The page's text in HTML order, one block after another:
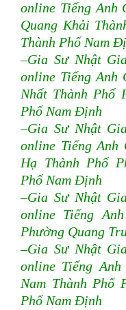
online Tiếng
Quang Khải
Thành Phố Nam
–Gia Sư Nhật
online Tiếng Anh
Nhất Thành Phố
Phố Nam Định
–Gia Sư Nhật
online Tiếng
Hạ Thành Phố
Phố Nam Định
–Gia Sư Nhật
online Tiếng
Phường Quang
–Gia Sư Nhật
online Tiếng
Nam Thành Phố
Phố Nam Định